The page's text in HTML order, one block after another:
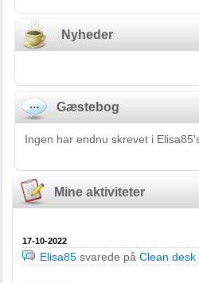
Nyheder
Gæstebog
Ingen har endnu skrevet i
Mine aktiviteter
17-10-2022
Elisa85 svarede på Clean